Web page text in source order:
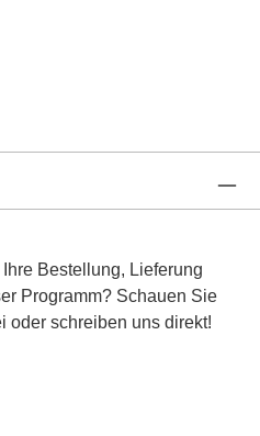
Bestellung, Lieferung
Programm? Schauen Sie
oder schreiben uns direkt!